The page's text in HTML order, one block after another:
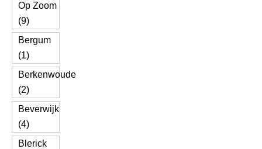
Op Zoom
(9)
Bergum
(1)
Berkenwoude
(2)
Beverwijk
(4)
Blerick